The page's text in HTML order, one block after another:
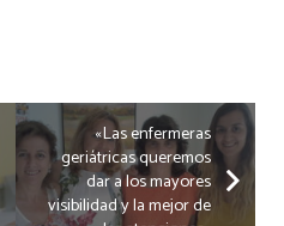
«Las enfermeras
geriátricas queremos
dar a los mayores
visibilidad y la mejor de